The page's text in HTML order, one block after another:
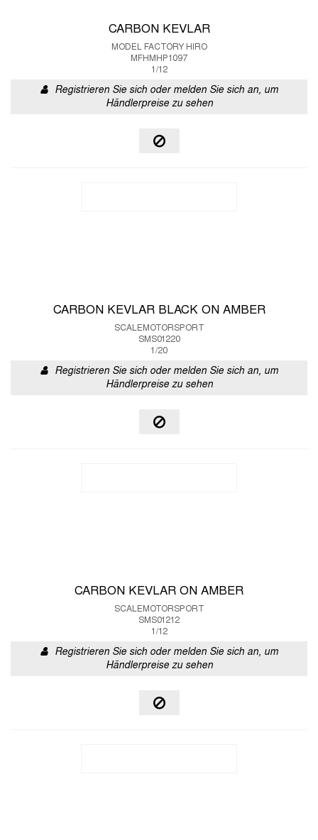
CARBON KEVLAR
MODEL FACTORY HIRO
MFHMHP1097
1/12
Registrieren Sie sich oder melden Sie sich an, um
Händlerpreise zu sehen
CARBON KEVLAR BLACK ON AMBER
SCALEMOTORSPORT
SMS01220
1/20
Registrieren Sie sich oder melden Sie sich an, um
Händlerpreise zu sehen
CARBON KEVLAR ON AMBER
SCALEMOTORSPORT
SMS01212
1/12
Registrieren Sie sich oder melden Sie sich an, um
Händlerpreise zu sehen